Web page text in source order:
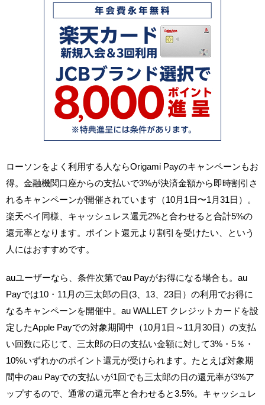
ローソンをよく利用する人ならOrigami Payのキャンペーンもお
得。金融機関口座からの支払いで3%が決済金額から即時割引さ
れるキャンペーンが開催されています（10月1日〜1月31日）。
楽天ペイ同様、キャッシュレス還元2%と合わせると合計5%の
還元率となります。ポイント還元より割引を受けたい、という
人にはおすすめです。
auユーザーなら、条件次第でau Payがお得になる場合も。au
Payでは10・11月の三太郎の日(3、13、23日）の利用でお得に
なるキャンペーンを開催中。au WALLET クレジットカードを設
定したApple Payでの対象期間中（10月1日～11月30日）の支払
い回数に応じて、三太郎の日の支払い金額に対して3%・5％・
10%いずれかのポイント還元が受けられます。たとえば対象期
間中のau Payでの支払いが1回でも三太郎の日の還元率が3%ア
ップするので、通常の還元率と合わせると3.5%。キャッシュレ